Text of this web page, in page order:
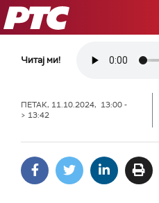
РТС
Читај ми!
ПЕТАК, 11.10.2024, 13:00 -
> 13:42